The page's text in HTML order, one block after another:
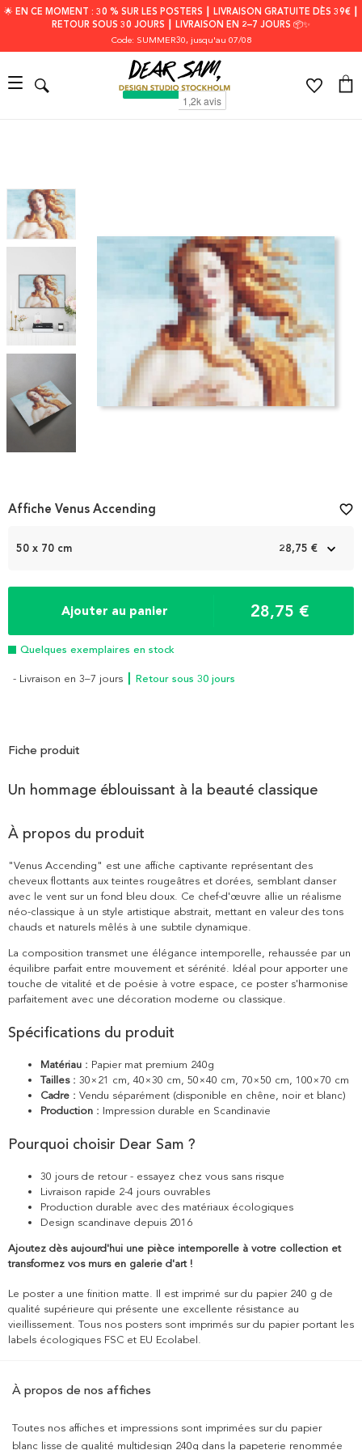
🌟 EN CE MOMENT : 30 % SUR LES POSTERS ┃ LIVRAISON GRATUITE DÈS 39€ ┃
RETOUR SOUS 30 JOURS ┃ LIVRAISON EN 2–7 JOURS 📦✨
Code: SUMMER30, jusqu'au 07/08
Item
50 x 70 cm 28,75 €
Ajouter au panier 28,75 €
Quelques exemplaires en stock
- Livraison en 3–7 jours ┃ Retour sous 30 jours
Affiche Venus Accending favorite_border
Fiche produit
Un hommage éblouissant à la beauté classique
À propos du produit
"Venus Accending" est une affiche captivante représentant des
cheveux flottants aux teintes rougeâtres et dorées, semblant danser
avec le vent sur un fond bleu doux. Ce chef-d'œuvre allie un réalisme
néo-classique à un style artistique abstrait, mettant en valeur des tons
chauds et naturels mêlés à une subtile dynamique.
La composition transmet une élégance intemporelle, rehaussée par un
équilibre parfait entre mouvement et sérénité. Idéal pour apporter une
touche de vitalité et de poésie à votre espace, ce poster s'harmonise
parfaitement avec une décoration moderne ou classique.
Spécifications du produit
Matériau : Papier mat premium 240g
Tailles : 30×21 cm, 40×30 cm, 50×40 cm, 70×50 cm, 100×70 cm
Cadre : Vendu séparément (disponible en chêne, noir et blanc)
Production : Impression durable en Scandinavie
Pourquoi choisir Dear Sam ?
30 jours de retour - essayez chez vous sans risque
Livraison rapide 2-4 jours ouvrables
Production durable avec des matériaux écologiques
Design scandinave depuis 2016
Ajoutez dès aujourd'hui une pièce intemporelle à votre collection et
transformez vos murs en galerie d'art !
Le poster a une finition matte. Il est imprimé sur du papier 240 g de
qualité supérieure qui présente une excellente résistance au
vieillissement. Tous nos posters sont imprimés sur du papier portant les
labels écologiques FSC et EU Ecolabel.
À propos de nos affiches
Toutes nos affiches et impressions sont imprimées sur du papier
blanc lisse de qualité multidesign 240g dans la papeterie renommée